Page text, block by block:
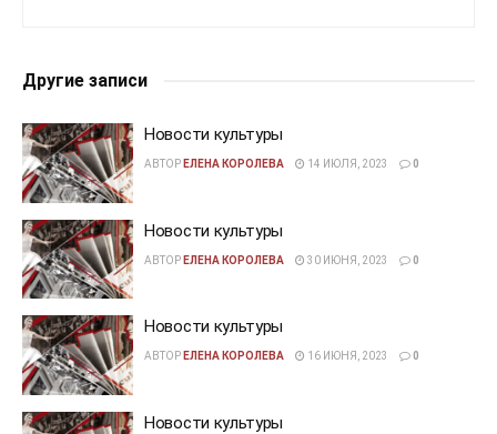
Другие записи
Новости культуры
АВТОР ЕЛЕНА КОРОЛЕВА 14 ИЮЛЯ, 2023 0
Новости культуры
АВТОР ЕЛЕНА КОРОЛЕВА 30 ИЮНЯ, 2023 0
Новости культуры
АВТОР ЕЛЕНА КОРОЛЕВА 16 ИЮНЯ, 2023 0
Новости культуры